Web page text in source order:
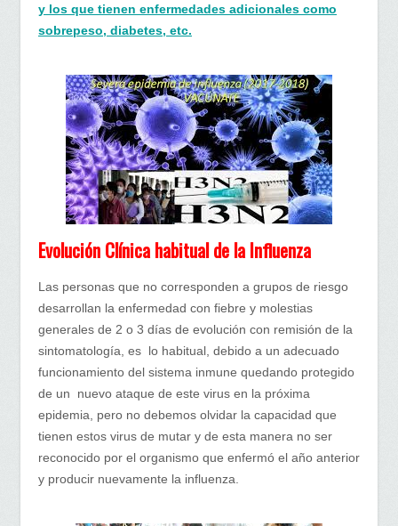
y los que tienen enfermedades adicionales como
sobrepeso, diabetes, etc.
Evolución Clínica habitual de la Influenza
Las personas que no corresponden a grupos de riesgo
desarrollan la enfermedad con fiebre y molestias
generales de 2 o 3 días de evolución con remisión de la
sintomatología, es lo habitual, debido a un adecuado
funcionamiento del sistema inmune quedando protegido
de un nuevo ataque de este virus en la próxima
epidemia, pero no debemos olvidar la capacidad que
tienen estos virus de mutar y de esta manera no ser
reconocido por el organismo que enfermó el año anterior
y producir nuevamente la influenza.